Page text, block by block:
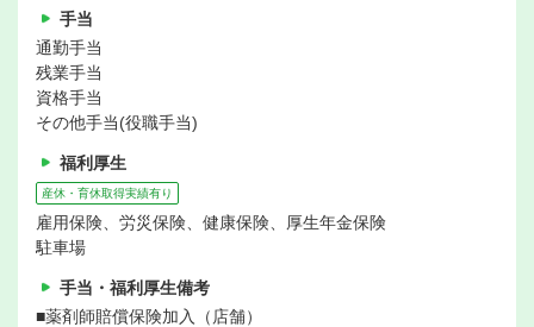
手当
通勤手当
残業手当
資格手当
その他手当(役職手当)
福利厚生
産休・育休取得実績有り
雇用保険、労災保険、健康保険、厚生年金保険
駐車場
手当・福利厚生備考
■薬剤師賠償保険加入（店舗）